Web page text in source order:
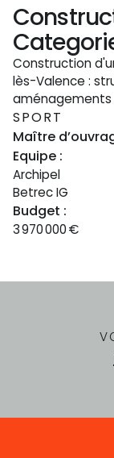
Construction
lès-Valence :
aménagements
SPORT
Maître
Equipe :
Archipel
Betrec IG
Budget :
3 970 000€